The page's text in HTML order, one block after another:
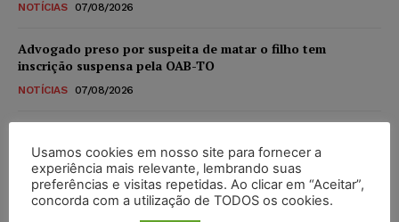
NOTÍCIAS 07/08/2026
Advogado preso por suspeita de matar o filho tem
inscrição suspensa pela OAB-TO
NOTÍCIAS 07/08/2026
novos para pessoas com deficiência e autistas de todos os
níveis
DIREITO TRIBUTÁRIO 07/08/2026
Usamos cookies em nosso site para fornecer a
experiência mais relevante, lembrando suas
preferências e visitas repetidas. Ao clicar em “Aceitar”,
concorda com a utilização de TODOS os cookies.